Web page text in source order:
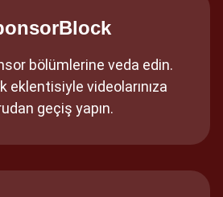
bölümlerine veda edin.
eklentisiyle videolarınıza
geçiş yapın.